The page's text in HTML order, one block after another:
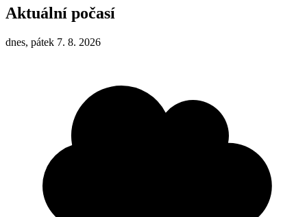
Aktuální počasí
dnes, pátek 7. 8. 2026